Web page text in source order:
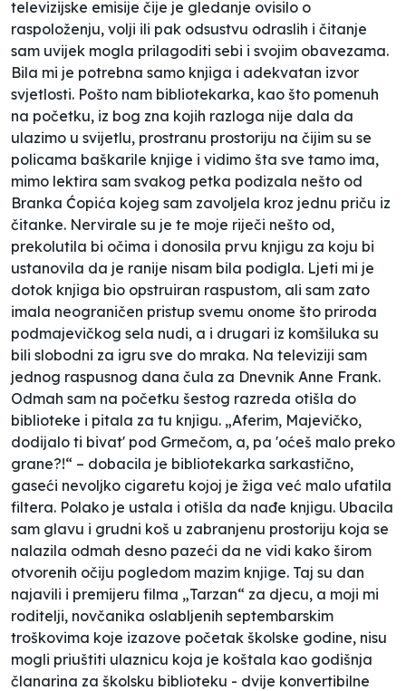
televizijske emisije čije je gledanje ovisilo o
raspoloženju, volji ili pak odsustvu odraslih i čitanje
sam uvijek mogla prilagoditi sebi i svojim obavezama.
Bila mi je potrebna samo knjiga i adekvatan izvor
svjetlosti. Pošto nam bibliotekarka, kao što pomenuh
na početku, iz bog zna kojih razloga nije dala da
ulazimo u svijetlu, prostranu prostoriju na čijim su se
policama baškarile knjige i vidimo šta sve tamo ima,
mimo lektira sam svakog petka podizala nešto od
Branka Ćopića kojeg sam zavoljela kroz jednu priču iz
čitanke. Nervirale su je te moje riječi nešto od,
prekolutila bi očima i donosila prvu knjigu za koju bi
ustanovila da je ranije nisam bila podigla. Ljeti mi je
dotok knjiga bio opstruiran raspustom, ali sam zato
imala neograničen pristup svemu onome što priroda
podmajevičkog sela nudi, a i drugari iz komšiluka su
bili slobodni za igru sve do mraka. Na televiziji sam
jednog raspusnog dana čula za Dnevnik Anne Frank.
Odmah sam na početku šestog razreda otišla do
biblioteke i pitala za tu knjigu. „Aferim, Majevičko,
dodijalo ti bivat' pod Grmečom, a, pa 'oćeš malo preko
grane?!“ – dobacila je bibliotekarka sarkastično,
gaseći nevoljko cigaretu kojoj je žiga već malo ufatila
filtera. Polako je ustala i otišla da nađe knjigu. Ubacila
sam glavu i grudni koš u zabranjenu prostoriju koja se
nalazila odmah desno pazeći da ne vidi kako širom
otvorenih očiju pogledom mazim knjige. Taj su dan
najavili i premijeru filma „Tarzan“ za djecu, a moji mi
roditelji, novčanika oslabljenih septembarskim
troškovima koje izazove početak školske godine, nisu
mogli priuštiti ulaznicu koja je koštala kao godišnja
članarina za školsku biblioteku - dvije konvertibilne